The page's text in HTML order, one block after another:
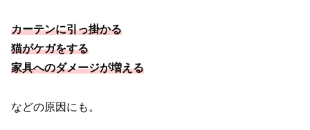
カーテンに引っ掛かる
猫がケガをする
家具へのダメージが増える
などの原因にも。